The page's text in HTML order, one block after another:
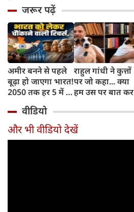
जरूर पढ़ें
अमीर बनने से पहले
बूढ़ा हो जाएगा भारत!
2050 तक हर 5 में 1
साल से ज्यादा उम्र का
राहुल गांधी ने कुत्तों
पर जो कहा... क्या
हम उस पर बात कर
वीडियो
और भी वीडियो देखें